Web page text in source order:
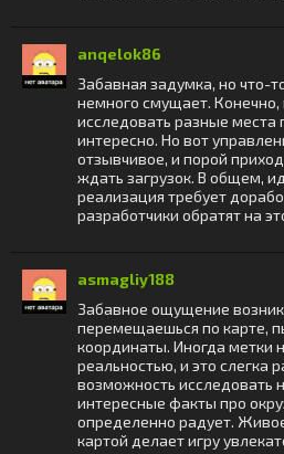
anqelok86
Забавная задумка, но что-
немного смущает.
исследовать разные места
интересно. Но вот
отзывчивое, и порой
ждать загрузок. В общем,
реализация требует
разработчики обратят на
asmagliy188
Забавное ощущение
перемещаешься по карте,
координаты. Иногда метки
реальностью, и это слегка
возможность исследовать
интересные факты про
определенно радует.
картой делает игру